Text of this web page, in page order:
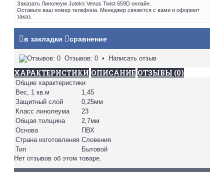
Заказать Линолеум Juteks Venus Twist 659D онлайн.
Оставьте ваш номер телефона. Менеджер свяжется с вами и оформит
заказ.
в закладки сравнение
Отзывов: 0 • Написать отзыв
ХАРАКТЕРИСТИКИ ОПИСАНИЕ ОТЗЫВЫ (0)
Общие характеристики
Вес, 1 кв.м
1,45
Защитный слой
0,25мм
Класс линолеума
23
Общая толщина
2,7мм
Основа
ПВХ
Страна изготовления Словения
Тип
Бытовой
Нет отзывов об этом товаре.